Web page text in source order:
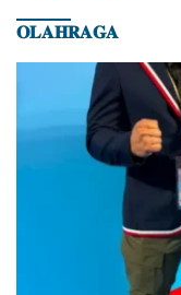
𝐎𝐋𝐀𝐇𝐑𝐀𝐆𝐀